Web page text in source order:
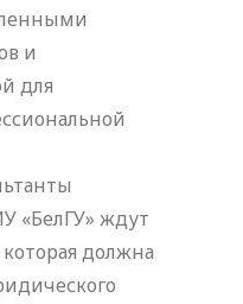
и
для
«БелГУ» ждут
должна